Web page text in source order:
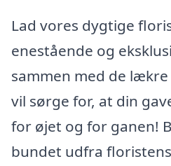
Lad vores dygtige
enestående og
sammen med de
vil sørge for, at din
for øjet og for ganen!
bundet udfra